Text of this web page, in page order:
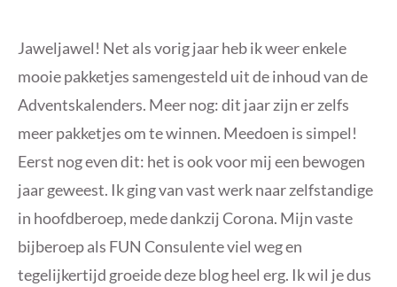
Jaweljawel! Net als vorig jaar heb ik weer enkele
mooie pakketjes samengesteld uit de inhoud van de
Adventskalenders. Meer nog: dit jaar zijn er zelfs
meer pakketjes om te winnen. Meedoen is simpel!
Eerst nog even dit: het is ook voor mij een bewogen
jaar geweest. Ik ging van vast werk naar zelfstandige
in hoofdberoep, mede dankzij Corona. Mijn vaste
bijberoep als FUN Consulente viel weg en
tegelijkertijd groeide deze blog heel erg. Ik wil je dus